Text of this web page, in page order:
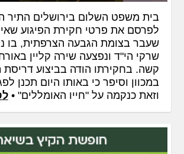
בית משפט השלום בירושלים התיר
לפרסם את פרטי חקירת הפיגוע
שעבר בצומת הגבעה הצרפתית, בו
שרקי הי"ד ונפצעה שירה קליין
קשה. בחקירתו הודה בביצוע דריסת
במכוון וסיפר כי באותו היום תכנן
וזאת כנקמה על "חייו האומללים" •